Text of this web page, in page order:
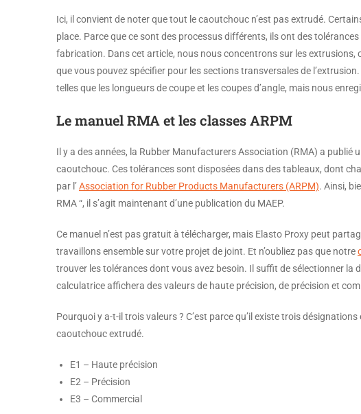
Ici, il convient de noter que tout le caoutchouc n’est pas extrudé.
place. Parce que ce sont des processus différents, ils ont des
fabrication. Dans cet article, nous nous concentrons sur les extrusions,
que vous pouvez spécifier pour les sections transversales de
telles que les longueurs de coupe et les coupes d’angle, mais nous
Le manuel RMA et les classes ARPM
Il y a des années, la Rubber Manufacturers Association (RMA) a publié
caoutchouc. Ces tolérances sont disposées dans des tableaux, dont
par l’Association for Rubber Products Manufacturers (ARPM). Ainsi,
RMA “, il s’agit maintenant d’une publication du MAEP.
Ce manuel n’est pas gratuit à télécharger, mais Elasto Proxy peut
travaillons ensemble sur votre projet de joint. Et n’oubliez pas que notre
trouver les tolérances dont vous avez besoin. Il suffit de sélectionner la
calculatrice affichera des valeurs de haute précision, de précision et
Pourquoi y a-t-il trois valeurs ? C’est parce qu’il existe trois
caoutchouc extrudé.
E1 – Haute précision
E2 – Précision
E3 – Commercial